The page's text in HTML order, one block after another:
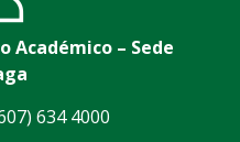
Académico – Sede
634 4000